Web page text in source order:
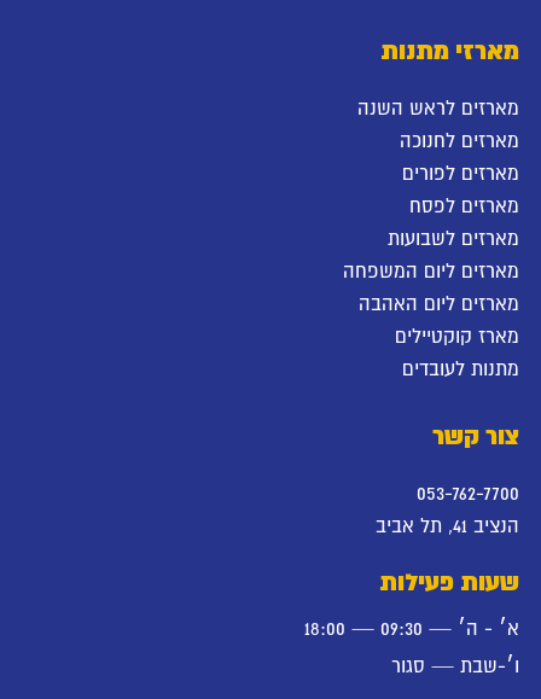
מארזי מתנות
מארזים לראש השנה
מארזים לחנוכה
מארזים לפורים
מארזים לפסח
מארזים לשבועות
מארזים ליום המשפחה
מארזים ליום האהבה
מארז קוקטיילים
מתנות לעובדים
צור קשר
053-762-7700
הנציב 41, תל אביב
שעות פעילות
א׳ - ה׳ — 09:30 — 18:00
ו׳-שבת — סגור